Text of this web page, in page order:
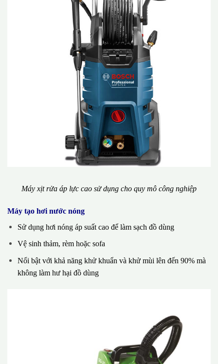
Máy xịt rửa áp lực cao sử dụng cho quy mô công nghiệp
Máy tạo hơi nước nóng
Sử dụng hơi nóng áp suất cao để làm sạch đồ dùng
Vệ sinh thảm, rèm hoặc sofa
Nổi bật với khả năng khử khuẩn và khử mùi lên đến 90% mà
không làm hư hại đồ dùng